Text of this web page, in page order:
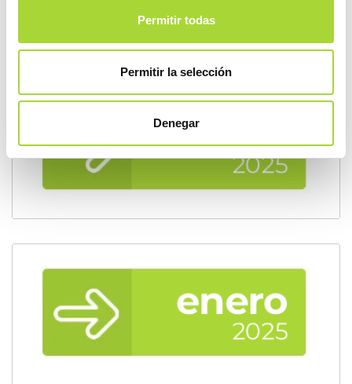
Permitir todas
Permitir la selección
Denegar